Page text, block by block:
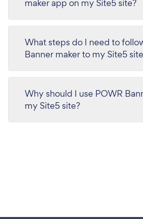
maker app on my Site5 site?
What steps do I need to
Banner maker to my Site5
Why should I use POWR
my Site5 site?